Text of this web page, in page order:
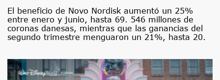
El beneficio de Novo Nordisk aumentó un 25%
entre enero y junio, hasta 69. 546 millones de
coronas danesas, mientras que las ganancias del
segundo trimestre menguaron un 21%, hasta 20.